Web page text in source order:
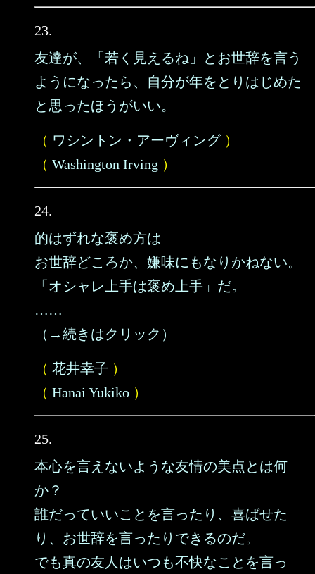
23.
友達が、「若く見えるね」とお世辞を言う
ようになったら、自分が年をとりはじめた
と思ったほうがいい。
（ ワシントン・アーヴィング）
（ Washington Irving ）
24.
的はずれな褒め方は
お世辞どころか、嫌味にもなりかねない。
「オシャレ上手は褒め上手」だ。
……
（→続きはクリック）
（ 花井幸子 ）
（ Hanai Yukiko ）
25.
本心を言えないような友情の美点とは何
か？
誰だっていいことを言ったり、喜ばせた
り、お世辞を言ったりできるのだ。
でも真の友人はいつも不快なことを言っ